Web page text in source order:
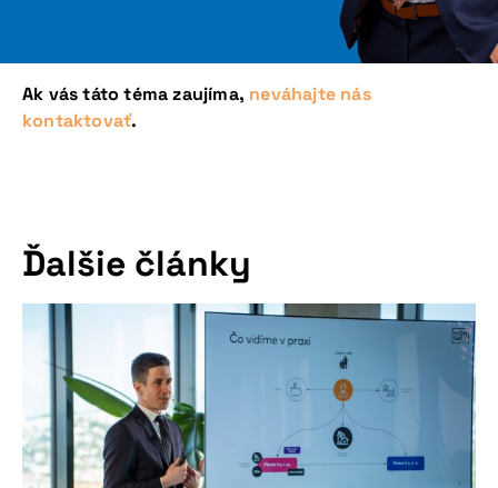
Ak vás táto téma zaujíma, neváhajte nás
kontaktovať.
Ďalšie články